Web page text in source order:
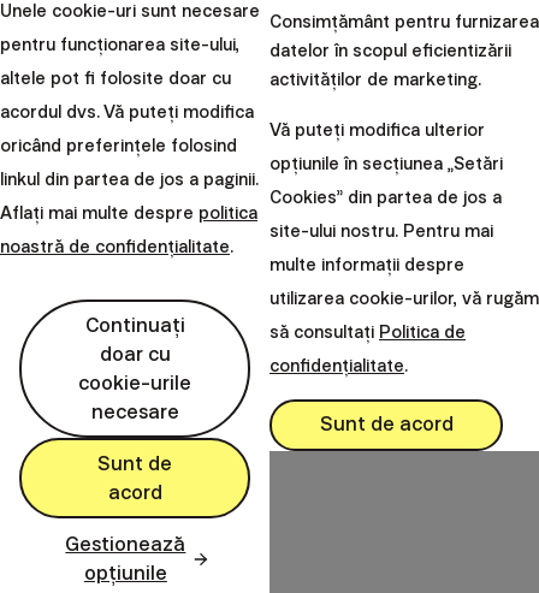
Principiile implicării în exercitarea
drepturilor acționarilor
download Descarcă
Nu se iau în considerare
efectele negative ale deciziilor
de investiții asupra factorilor
de sustenabilitate
Informații în conformitate cu
regulamentul privind sustenabilitatea v1,
2021
download Descarcă
Vechea documentație poate fi găsită aici.
Unele cookie-uri sunt necesare
pentru funcționarea site-ului,
altele pot fi folosite doar cu
acordul dvs. Vă puteți modifica
oricând preferințele folosind
linkul din partea de jos a paginii.
Aflați mai multe despre politica
noastră de confidențialitate.
Continuați
doar cu
cookie-urile
necesare
Sunt de
acord
Gestionează
opțiunile
Consimțământ pentru furnizarea
datelor în scopul eficientizării
activităților de marketing.
Vă puteți modifica ulterior
opțiunile în secțiunea „Setări
Cookies” din partea de jos a
site-ului nostru. Pentru mai
multe informații despre
utilizarea cookie-urilor, vă rugăm
să consultați Politica de
confidențialitate.
Sunt de acord
Finax, o.c.p., a.s.
Bajkalská 19B
821 01 Bratislava